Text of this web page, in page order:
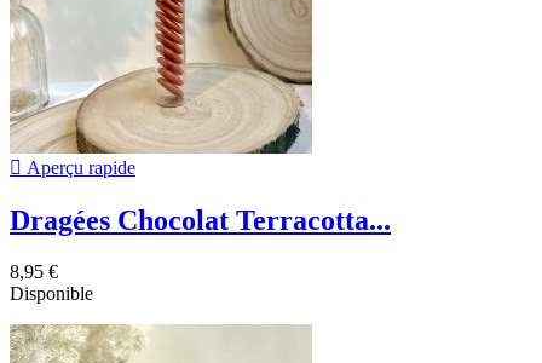
 Aperçu rapide
Dragées Chocolat Terracotta...
8,95 €
Disponible